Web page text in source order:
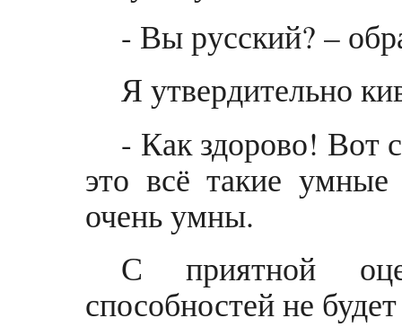
- Вы русский? –
Я утвердительно
- Как здорово! Вот
это всё такие
очень умны.
С приятной
способностей не